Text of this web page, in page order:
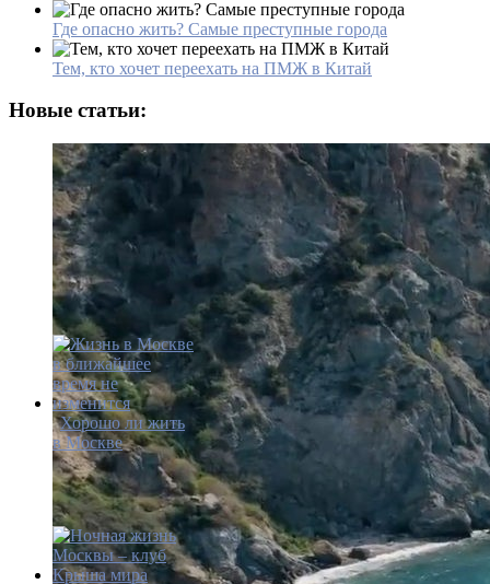
Где опасно жить? Самые преступные города
Тем, кто хочет переехать на ПМЖ в Китай
Новые статьи:
Хорошо ли жить
в Москве